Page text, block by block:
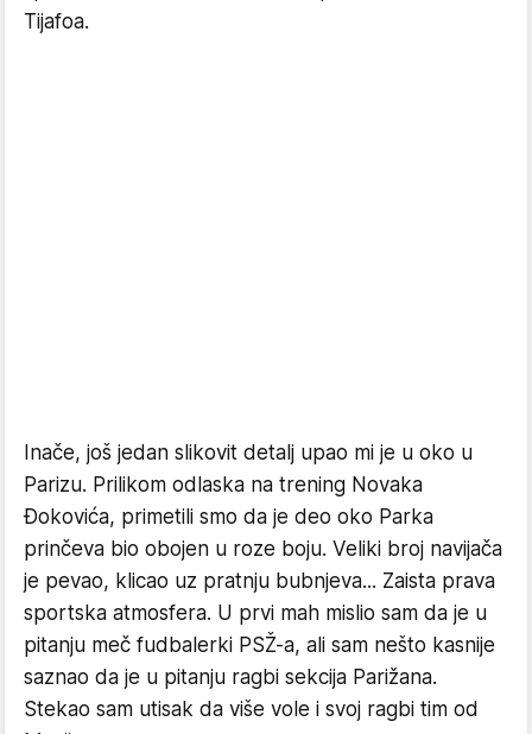
Tijafoa.
Inače, još jedan slikovit detalj upao mi je u oko u
Parizu. Prilikom odlaska na trening Novaka
Đokovića, primetili smo da je deo oko Parka
prinčeva bio obojen u roze boju. Veliki broj navijača
je pevao, klicao uz pratnju bubnjeva... Zaista prava
sportska atmosfera. U prvi mah mislio sam da je u
pitanju meč fudbalerki PSŽ-a, ali sam nešto kasnije
saznao da je u pitanju ragbi sekcija Parižana.
Stekao sam utisak da više vole i svoj ragbi tim od